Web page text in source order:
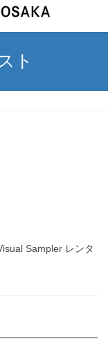
ト
Sampler レンタ